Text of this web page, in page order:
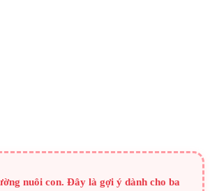
nuôi con. Đây là gợi ý dành cho ba